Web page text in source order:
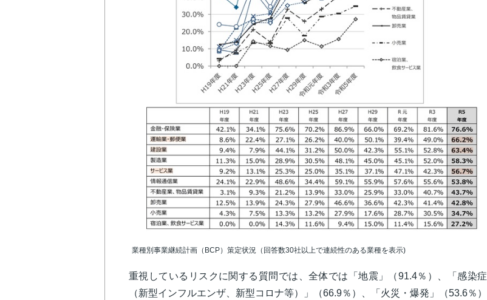
業種別事業継続計画（BCP）策定状況（回答数30社以上で連続性のある業種を表示)
重視しているリスクに関する質問では、全体では「地震」（91.4％）、「感染症
（新型インフルエンザ、新型コロナ等）」（66.9％）、「火災・爆発」（53.6％）